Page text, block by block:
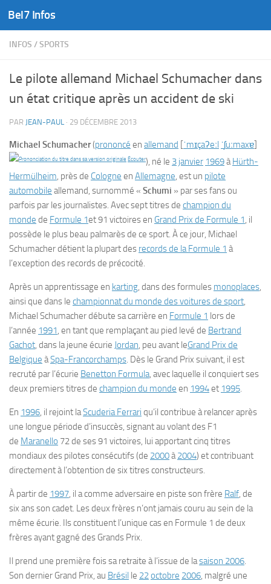
Skip to content
Bel7 Infos
INFOS /SPORTS
Le pilote allemand Michael Schumacher dans
un état critique après un accident de ski
PAR JEAN-PAUL · 29 DÉCEMBRE 2013
Michael Schumacher(prononcé en allemand [ˈmɪçaʔeːl ˈʃuːmaxɐ]
Écouter), né le 3 janvier 1969àHürth-
Hermülheim, près de Cologne en Allemagne, est un pilote
automobile allemand, surnommé « Schumi » par ses fans ou
parfois par les journalistes. Avec sept titres de champion du
monde de Formule 1et 91 victoires en Grand Prix de Formule 1, il
possède le plus beau palmarès de ce sport. À ce jour, Michael
Schumacher détient la plupart des records de la Formule 1 à
l’exception des records de précocité.
Après un apprentissage en karting, dans des formules monoplaces,
ainsi que dans le championnat du monde des voitures de sport,
Michael Schumacher débute sa carrière en Formule 1 lors de
l’année 1991, en tant que remplaçant au pied levé de Bertrand
Gachot, dans la jeune écurie Jordan, peu avant leGrand Prix de
Belgique àSpa-Francorchamps. Dès le Grand Prix suivant, il est
recruté par l’écurie Benetton Formula, avec laquelle il conquiert ses
deux premiers titres de champion du monde en 1994et 1995.
En 1996, il rejoint laScuderia Ferrari qu’il contribue à relancer après
une longue période d’insuccès, signant au volant des F1
de Maranello 72 de ses 91 victoires, lui apportant cinq titres
mondiaux des pilotes consécutifs (de 2000à2004) et contribuant
directement à l’obtention de six titres constructeurs.
À partir de 1997, il a comme adversaire en piste son frère Ralf, de
six ans son cadet. Les deux frères n’ont jamais couru au sein de la
même écurie. Ils constituent l’unique cas en Formule 1 de deux
frères ayant gagné des Grands Prix.
Il prend une première fois sa retraite à l’issue de lasaison 2006.
Son dernier Grand Prix, au Brésil le 22octobre 2006, malgré une